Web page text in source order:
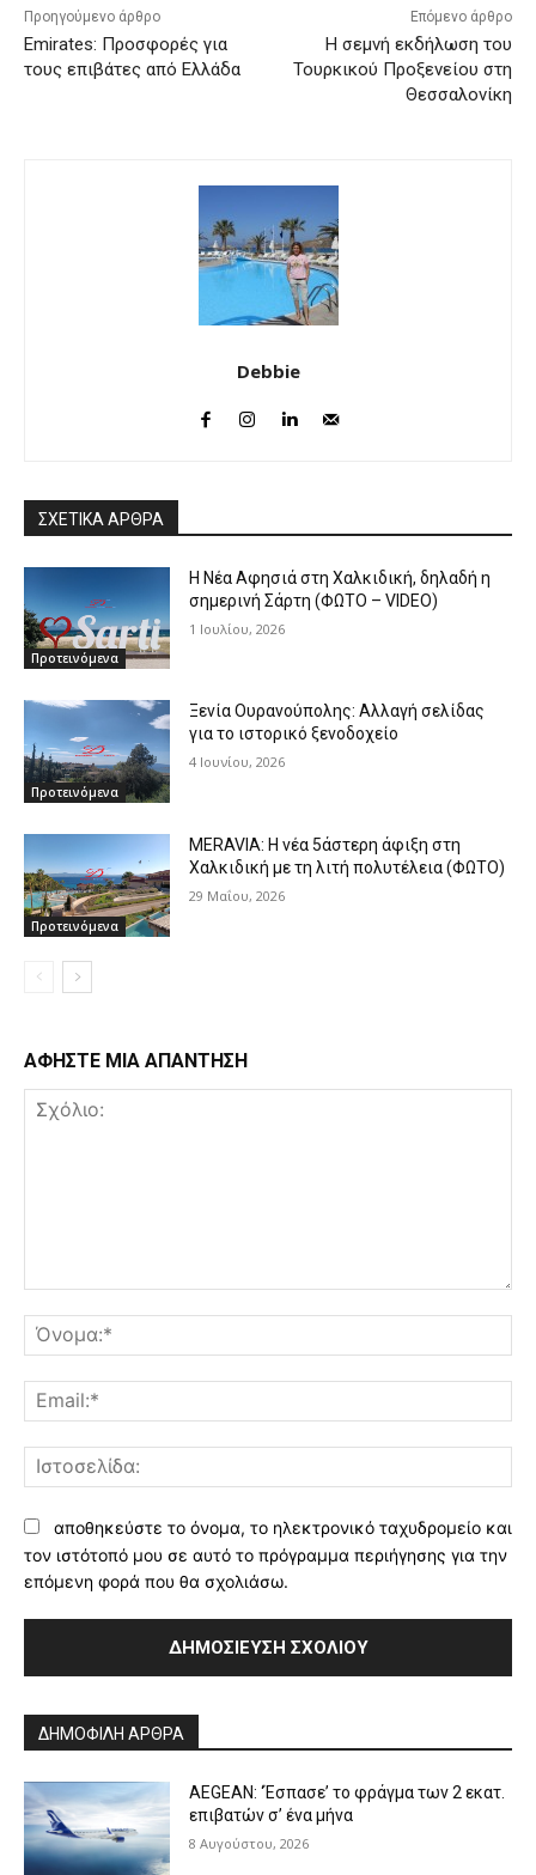
Προηγούμενο άρθρο
Emirates: Προσφορές για
τους επιβάτες από Ελλάδα
Επόμενο άρθρο
Η σεμνή εκδήλωση του
Τουρκικού Προξενείου στη
Θεσσαλονίκη
Debbie
ΣΧΕΤΙΚΑ ΑΡΘΡΑ
Προτεινόμενα
Η Νέα Αφησιά στη Χαλκιδική, δηλαδή η
σημερινή Σάρτη (ΦΩΤΟ – VIDEO)
1 Ιουλίου, 2026
Προτεινόμενα
Ξενία Ουρανούπολης: Αλλαγή σελίδας
για το ιστορικό ξενοδοχείο
4 Ιουνίου, 2026
Προτεινόμενα
MERAVIA: Η νέα 5άστερη άφιξη στη
Χαλκιδική με τη λιτή πολυτέλεια (ΦΩΤΟ)
29 Μαΐου, 2026
ΑΦΗΣΤΕ ΜΙΑ ΑΠΑΝΤΗΣΗ
αποθηκεύστε το όνομα, το ηλεκτρονικό ταχυδρομείο και
τον ιστότοπό μου σε αυτό το πρόγραμμα περιήγησης για την
επόμενη φορά που θα σχολιάσω.
ΔΗΜΟΦΙΛΗ ΑΡΘΡΑ
AEGEAN: ‘Έσπασε’ το φράγμα των 2 εκατ.
επιβατών σ’ ένα μήνα
8 Αυγούστου, 2026